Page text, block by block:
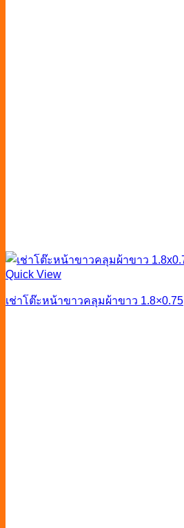
Quick View
เช่าโต๊ะหน้าขาวคลุมผ้าขาว 1.8×0.75